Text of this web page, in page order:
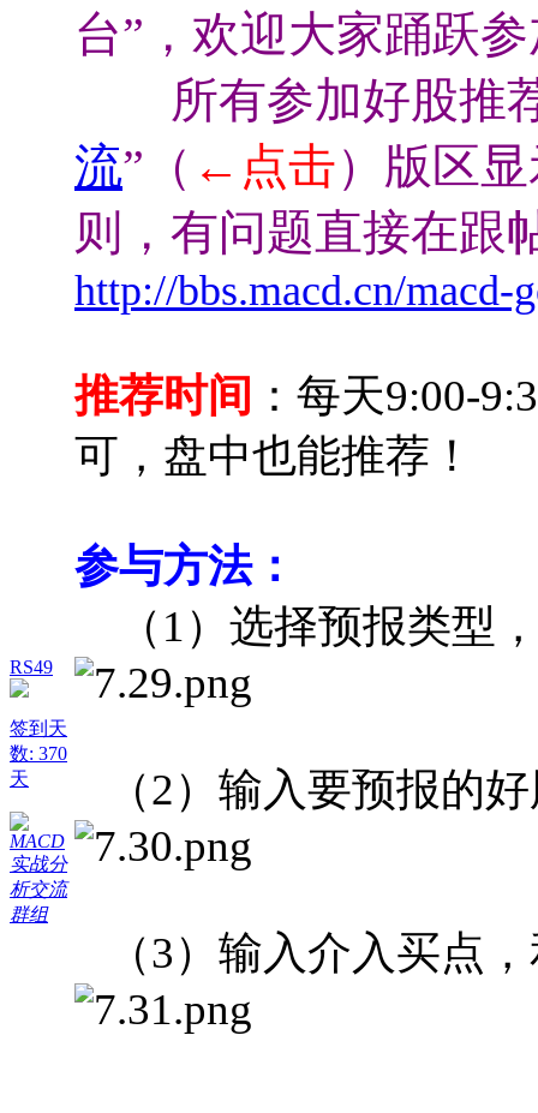
RS49
签到天
数: 370
天
台”，欢迎大家踊跃
所有参加好股推荐
流”（ ←点击）版区
则，有问题直接在跟
http://bbs.macd.cn/macd-
推荐时间 ：每天9:00-
可，盘中也能推荐！
参与方法：
（1）选择预报类型
（2）输入要预报的
（3）输入介入买点